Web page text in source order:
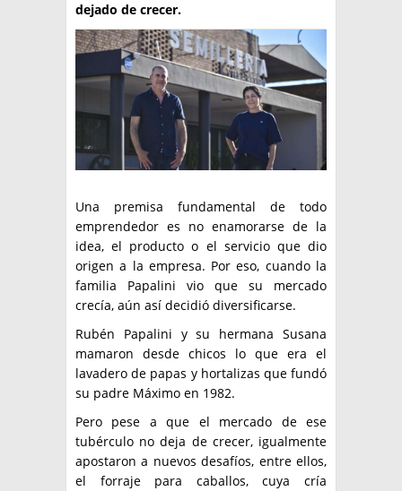
dejado de crecer.
Una premisa fundamental de todo
emprendedor es no enamorarse de la
idea, el producto o el servicio que dio
origen a la empresa. Por eso, cuando la
familia Papalini vio que su mercado
crecía, aún así decidió diversificarse.
Rubén Papalini y su hermana Susana
mamaron desde chicos lo que era el
lavadero de papas y hortalizas que fundó
su padre Máximo en 1982.
Pero pese a que el mercado de ese
tubérculo no deja de crecer, igualmente
apostaron a nuevos desafíos, entre ellos,
el forraje para caballos, cuya cría